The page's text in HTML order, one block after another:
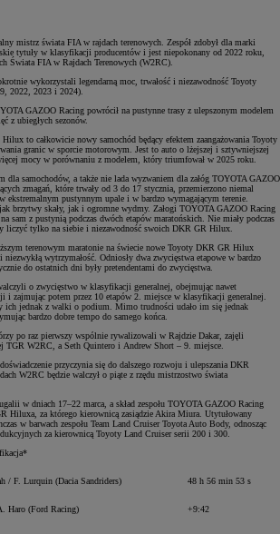
mistrz świata FIA w rajdach terenowych. Zespół zdobył dla marki
tytuły w klasyfikacji producentów i jest niepokonany od 2022 roku,
Świata FIA w Rajdach Terenowych (W2RC).
wykorzystali legendarną moc, trwałość i niezawodność Toyoty
2022, 2023 i 2024).
GAZOO Racing powrócił na pustynne trasy z ulepszonym modelem
z ubiegłych sezonów.
to całkowicie nowy samochód będący efektem zaangażowania Toyoty
granic w sporcie motorowym. Jest to auto o lżejszej i sztywniejszej
mocy w porównaniu z modelem, który triumfował w 2025 roku.
dla samochodów, a także nie lada wyzwaniem dla załóg TOYOTA GAZOO
zmagań, które trwały od 3 do 17 stycznia, przemierzono niemal
ekstremalnym pustynnym upale i w bardzo wymagającym terenie.
brzytwy skały, jak i ogromne wydmy. Załogi TOYOTA GAZOO Racing
sam z pustynią podczas dwóch etapów maratońskich. Nie miały podczas
liczyć tylko na siebie i niezawodność swoich DKR GR Hilux.
terenowym maratonie na świecie nowe Toyoty DKR GR Hilux
niezwykłą wytrzymałość. Odniosły dwa zwycięstwa etapowe w bardzo
do ostatnich dni były pretendentami do zwycięstwa.
o zwycięstwo w klasyfikacji generalnej, obejmując nawet
i zajmując potem przez 10 etapów 2. miejsce w klasyfikacji generalnej.
ich jednak z walki o podium. Mimo trudności udało im się jednak
bardzo dobre tempo do samego końca.
po raz pierwszy wspólnie rywalizowali w Rajdzie Dakar, zajęli
TGR W2RC, a Seth Quintero i Andrew Short – 9. miejsce.
przyczynia się do dalszego rozwoju i ulepszania DKR
W2RC będzie walczył o piąte z rzędu mistrzostwo świata
w dniach 17–22 marca, a skład zespołu TOYOTA GAZOO Racing
Hiluxa, za którego kierownicą zasiądzie Akira Miura. Utytułowany
w barwach zespołu Team Land Cruiser Toyota Auto Body, odnosząc
za kierownicą Toyoty Land Cruiser serii 200 i 300.
/ F. Lurquin (Dacia Sandriders) 48 h 56 min 53 s
Haro (Ford Racing) +9:42